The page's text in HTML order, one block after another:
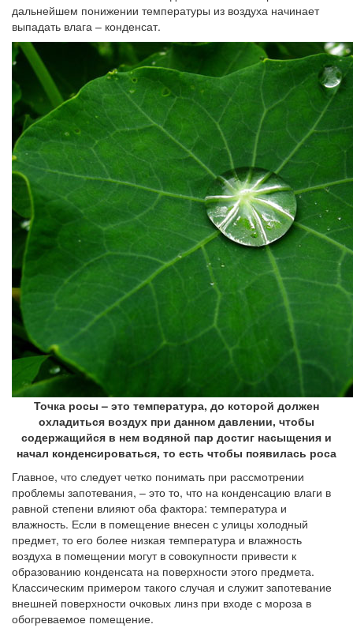
дальнейшем понижении температуры из воздуха начинает
выпадать влага – конденсат.
Точка росы – это температура, до которой должен
охладиться воздух при данном давлении, чтобы
содержащийся в нем водяной пар достиг насыщения и
начал конденсироваться, то есть чтобы появилась роса
Главное, что следует четко понимать при рассмотрении
проблемы запотевания, – это то, что на конденсацию влаги в
равной степени влияют оба фактора: температура и
влажность. Если в помещение внесен с улицы холодный
предмет, то его более низкая температура и влажность
воздуха в помещении могут в совокупности привести к
образованию конденсата на поверхности этого предмета.
Классическим примером такого случая и служит запотевание
внешней поверхности очковых линз при входе с мороза в
обогреваемое помещение.